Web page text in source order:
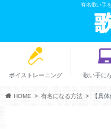
有名歌い手
ボイストレーニング 歌い手に
HOME 有名になる方法 【具